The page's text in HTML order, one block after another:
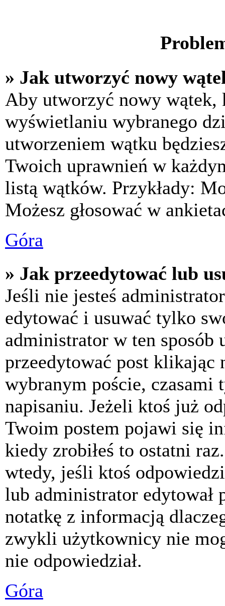
» Jak utworzyć nowy
Aby utworzyć nowy
wyświetlaniu wybranego
utworzeniem wątku
Twoich uprawnień w
listą wątków. Przykłady:
Możesz głosować w
Góra
» Jak przeedytować lub
Jeśli nie jesteś
edytować i usuwać tylko
administrator w ten sposób
przeedytować post klikając
wybranym poście, czasami
napisaniu. Jeżeli ktoś już
Twoim postem pojawi się
kiedy zrobiłeś to ostatni
wtedy, jeśli ktoś
lub administrator edytował
notatkę z informacją
zwykli użytkownicy nie
nie odpowiedział.
Góra